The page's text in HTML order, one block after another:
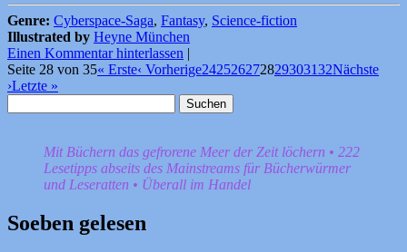
Genre: Cyberspace-Saga, Fantasy, Science-fiction
Illustrated by Heyne München
Einen Kommentar hinterlassen |
Seite 28 von 35« Erste‹ Vorherige242526272829303132Nächste
›Letzte »
nach:
Mit Büchern das gefrorene Meer der Zeit löchern • 222
Lesetipps abseits des Mainstreams für Bücherwürmer
und Leseratten • Überall im Handel
Soeben gelesen